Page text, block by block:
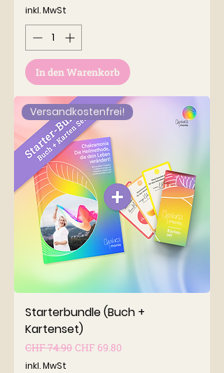
inkl. MwSt
In den Warenkorb
Versandkostenfrei!
Starterbundle (Buch +
Kartenset)
Standardpreis
CHF 74.90 Sale-Preis
CHF 69.80
inkl. MwSt